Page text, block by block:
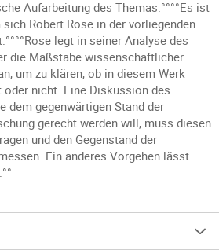
Aufarbeitung des Themas.°°°°Es ist
Robert Rose in der vorliegenden
legt in seiner Analyse des
die Maßstäbe wissenschaftlicher
um zu klären, ob in diesem Werk
nicht. Eine Diskussion des
dem gegenwärtigen Stand der
gerecht werden will, muss diesen
und den Gegenstand der
Ein anderes Vorgehen lässt